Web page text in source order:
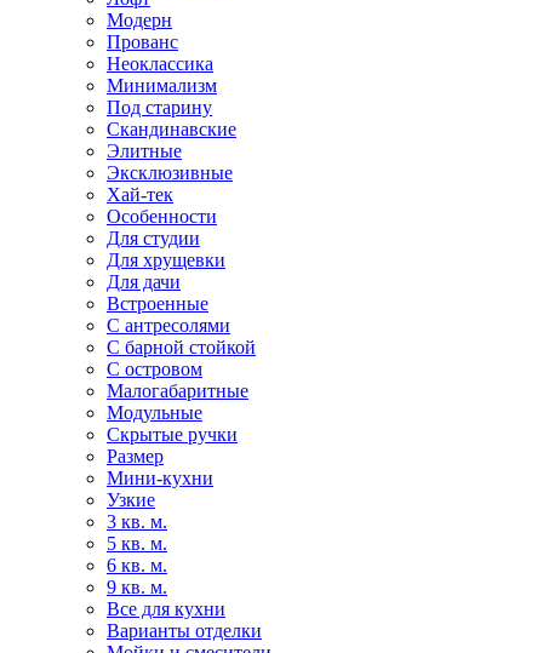
Модерн
Прованс
Неоклассика
Минимализм
Под старину
Скандинавские
Элитные
Эксклюзивные
Хай-тек
Особенности
Для студии
Для хрущевки
Для дачи
Встроенные
С антресолями
С барной стойкой
С островом
Малогабаритные
Модульные
Скрытые ручки
Размер
Мини-кухни
Узкие
3 кв. м.
5 кв. м.
6 кв. м.
9 кв. м.
Все для кухни
Варианты отделки